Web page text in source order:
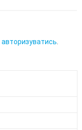
авторизуватись